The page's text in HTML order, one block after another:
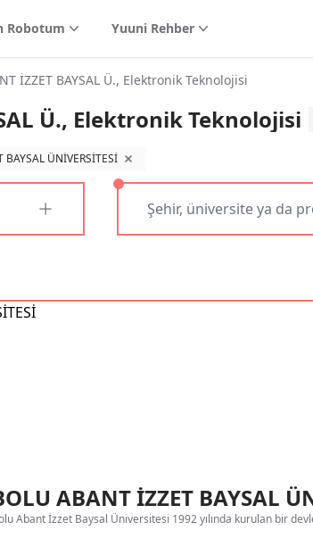
Robotum Yuuni Rehber
İZZET BAYSAL Ü., Elektronik Teknolojisi
Ü., Elektronik Teknolojisi
BAYSAL ÜNİVERSİTESİ filtreyi kaldır
ABANT İZZET BAYSAL
Abant İzzet Baysal Üniversitesi 1992 yılında kurulan bir